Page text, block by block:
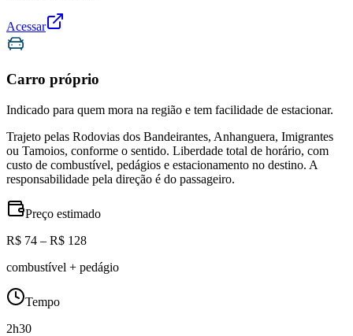
Acessar
Carro próprio
Indicado para quem mora na região e tem facilidade de estacionar.
Trajeto pelas Rodovias dos Bandeirantes, Anhanguera, Imigrantes
ou Tamoios, conforme o sentido. Liberdade total de horário, com
custo de combustível, pedágios e estacionamento no destino. A
responsabilidade pela direção é do passageiro.
Preço estimado
R$ 74 – R$ 128
combustível + pedágio
Tempo
2h30